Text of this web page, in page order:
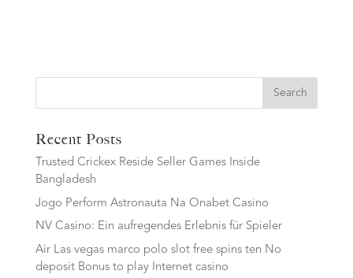
Search
Recent Posts
Trusted Crickex Reside Seller Games Inside
Bangladesh
Jogo Perform Astronauta Na Onabet Casino
NV Casino: Ein aufregendes Erlebnis für Spieler
Air Las vegas marco polo slot free spins ten No
deposit Bonus to play Internet casino